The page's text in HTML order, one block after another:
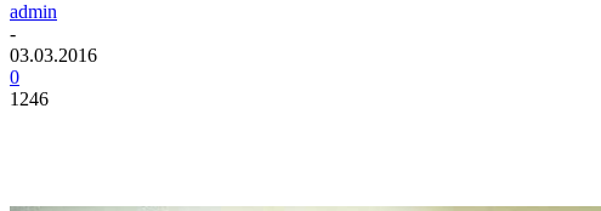
admin
-
03.03.2016
0
1246